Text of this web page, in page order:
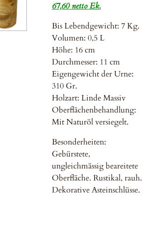
67,60 netto Ek.
Bis Lebendgewicht: 7 Kg.
Volumen: 0,5 L
Höhe: 16 cm
Durchmesser: 11 cm
Eigengewicht der Urne:
310 Gr.
Holzart: Linde Massiv
Oberflächenbehandlung:
Mit Naturöl versiegelt.
Besonderheiten:
Gebürstete,
ungleichmässig beareitete
Oberfläche. Rustikal, rauh.
Dekorative Asteinschlüsse.